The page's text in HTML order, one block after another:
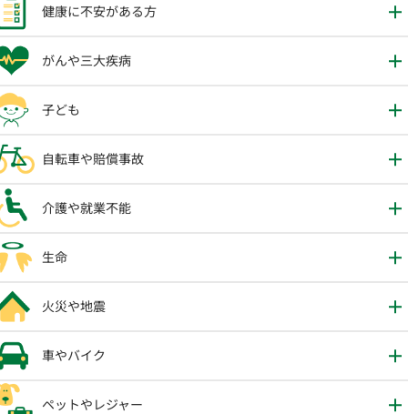
健康に不安がある方
がんや三大疾病
子ども
自転車や賠償事故
介護や就業不能
生命
火災や地震
車やバイク
ペットやレジャー